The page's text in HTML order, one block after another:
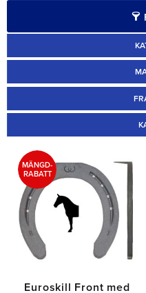
Utan 1
Euroskill Front med
MÄNGD-
RABATT